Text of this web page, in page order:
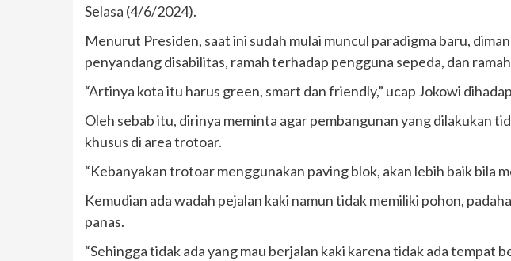
Selasa (4/6/2024).
Menurut Presiden, saat ini sudah mulai muncul paradigma baru,
penyandang disabilitas, ramah terhadap pengguna sepeda, dan
“Artinya kota itu harus green, smart dan friendly,” ucap Jokowi
Oleh sebab itu, dirinya meminta agar pembangunan yang dilakukan
khusus di area trotoar.
“Kebanyakan trotoar menggunakan paving blok, akan lebih baik bila
Kemudian ada wadah pejalan kaki namun tidak memiliki pohon,
panas.
“Sehingga tidak ada yang mau berjalan kaki karena tidak ada tempat